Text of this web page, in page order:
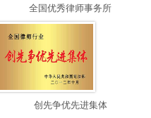
全国优秀律师事务所
创先争优先进集体